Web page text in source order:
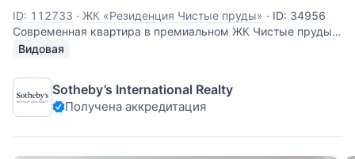
ID: 112733 · ЖК «Резиденция Чистые пруды» · ID: 34956
Современная квартира в премиальном ЖК Чистые пруды.
Возможно распланировать: кухня-столовая, просторная
две гостевые или детские спальни/кабинет, до трех
гостевых санузлов, зимний сад
Видовая
Sotheby’s International Realty
Получена аккредитация